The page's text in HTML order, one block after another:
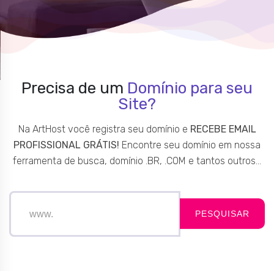
Precisa de um Domínio para seu
Site?
Na ArtHost você registra seu domínio e RECEBE EMAIL
PROFISSIONAL GRÁTIS! Encontre seu domínio em nossa
ferramenta de busca, domínio .BR, .COM e tantos outros…
PESQUISAR